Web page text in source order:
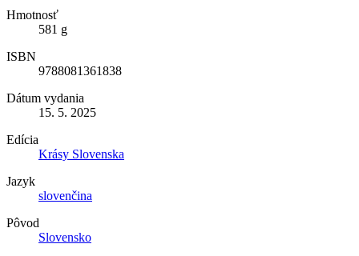
Hmotnosť
581 g
ISBN
9788081361838
Dátum vydania
15. 5. 2025
Edícia
Krásy Slovenska
Jazyk
slovenčina
Pôvod
Slovensko